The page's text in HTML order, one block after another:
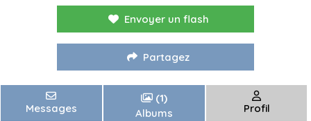
Envoyer un flash
Partagez
Messages
(1)
Albums
Profil